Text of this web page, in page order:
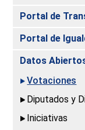
Portal de
Portal de
Datos
Votaciones
Diputados y
Iniciativas